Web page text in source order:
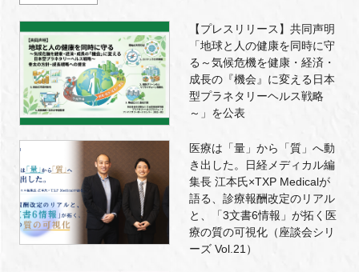
【プレスリリース】共同声明
「地球と人の健康を同時に守
る～気候危機を健康・経済・
成長の『機会』に変える日本
型プラネタリーヘルス戦略
～」を公表
医療は「量」から「質」へ動
き出した。日経メディカル編
集長 江本氏×TXP Medicalが
語る、診療報酬改定のリアル
と、「3文書6情報」が拓く医
療の質の可視化（座談会シリ
ーズ Vol.21）